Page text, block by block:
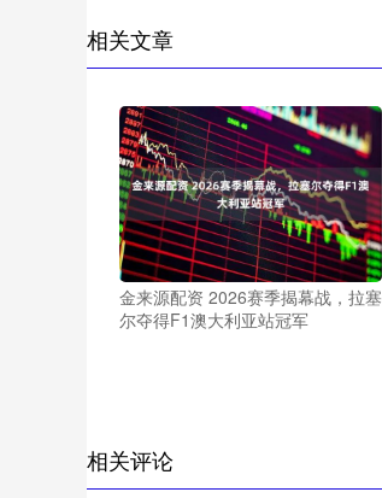
相关文章
金来源配资 2026赛季揭幕战，拉塞
尔夺得F1澳大利亚站冠军
相关评论